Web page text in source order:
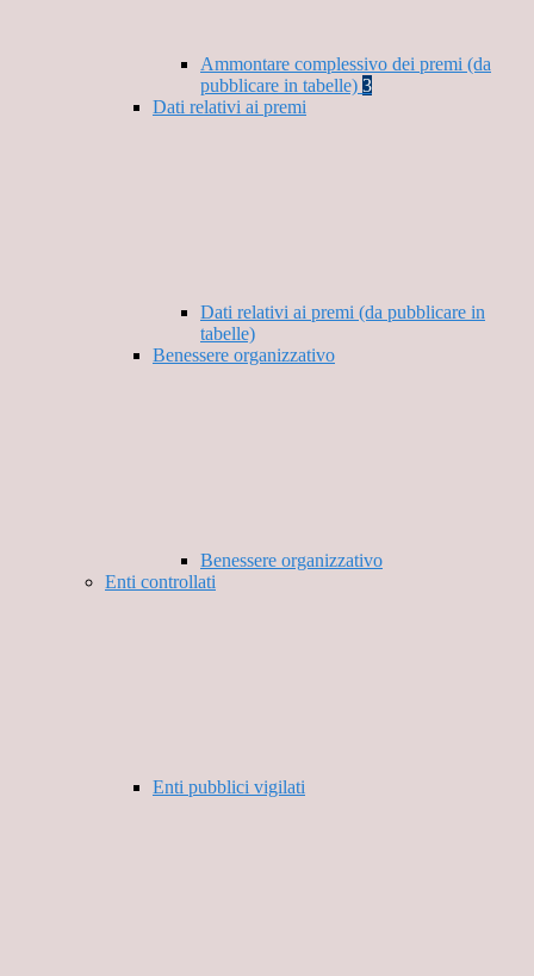
Ammontare complessivo dei premi (da
pubblicare in tabelle) 3
Dati relativi ai premi
Dati relativi ai premi (da pubblicare in
tabelle)
Benessere organizzativo
Benessere organizzativo
Enti controllati
Enti pubblici vigilati